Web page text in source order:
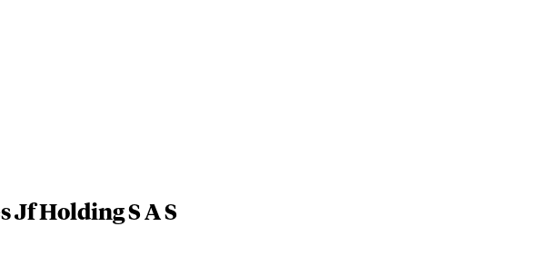
Jf Holding S A S